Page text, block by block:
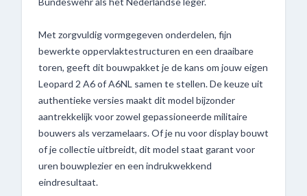
Met zorgvuldig vormgegeven onderdelen, fijn
bewerkte oppervlaktestructuren en een draaibare
toren, geeft dit bouwpakket je de kans om jouw eigen
Leopard 2 A6 of A6NL samen te stellen. De keuze uit
authentieke versies maakt dit model bijzonder
aantrekkelijk voor zowel gepassioneerde militaire
bouwers als verzamelaars. Of je nu voor display bouwt
of je collectie uitbreidt, dit model staat garant voor
uren bouwplezier en een indrukwekkend
eindresultaat.